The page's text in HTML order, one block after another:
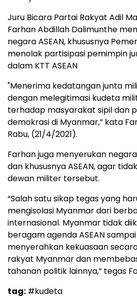
Juru Bicara Partai Rakyat Adil
Farhan Abdillah Dalimunthe
negara ASEAN, khususnya
menolak partisipasi pemimpin
dalam KTT ASEAN
"Menerima kedatangan junta
dengan melegitimasi kudeta
terhadap masyarakat sipil dan
demokrasi di Myanmar,” kata
Rabu, (21/4/2021).
Farhan juga menyerukan
dan khususnya ASEAN, agar
dewan militer tersebut.
“Salah satu sikap tegas yang
mengisolasi Myanmar dari
internasional. Myanmar tidak
beragam agenda ASEAN
menyerahkan kekuasaan
rakyat Myanmar dan
tahanan politik lainnya,” tegas
tag: #kudeta